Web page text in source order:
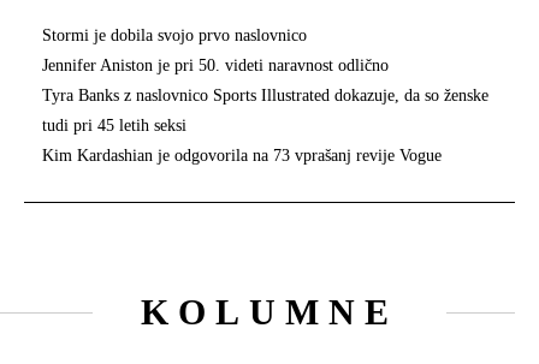
Stormi je dobila svojo prvo naslovnico
Jennifer Aniston je pri 50. videti naravnost odlično
Tyra Banks z naslovnico Sports Illustrated dokazuje, da so ženske
tudi pri 45 letih seksi
Kim Kardashian je odgovorila na 73 vprašanj revije Vogue
KOLUMNE